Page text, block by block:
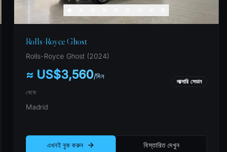
Rolls-Royce Ghost
Rolls-Royce Ghost (2024)
≈ US$3,560/দিন
থেকে
লাক্সারি সেডান
Madrid
এখনই বুক করুন বিস্তারিত দেখুন